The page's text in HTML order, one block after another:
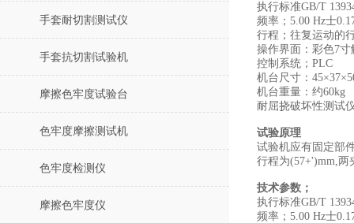
手套耐切割测试仪
手套抗切割试验机
摩擦色牢度试验台
色牢度摩擦测试机
色牢度检测仪
摩擦色牢度仪
执行标准GB/T
频率；5.00 Hz士
行程；往复运动的
操作界面：彩色7
控制系统；PLC
机台尺寸：
机台重量：约60kg
耐屈挠破坏性测试
试验原理
试验机应有固定部
行程为(57+')mm,
技术参数；
执行标准GB/T
频率；5.00 Hz士